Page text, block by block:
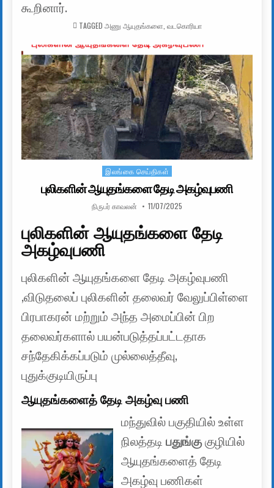
கூறினார்.
TAGGED அணு ஆயுதங்களை வடகொரியா
Posted in
இலங்கை செய்திகள்
புலிகளின் ஆயுதங்களை தேடி அகழ்வுபணி
AUTHOR:
நிருபர் காவலன் PUBLISHED DATE:
11/07/2025
புலிகளின் ஆயுதங்களை தேடி
அகழ்வுபணி
புலிகளின் ஆயுதங்களை தேடி அகழ்வுபணி
,விடுதலைப் புலிகளின் தலைவர் வேலுப்பிள்ளை
பிரபாகரன் மற்றும் அந்த அமைப்பின் பிற
தலைவர்களால் பயன்படுத்தப்பட்டதாக
சந்தேகிக்கப்படும் முல்லைத்தீவு,
புதுக்குடியிருப்பு
ஆயுதங்களைத் தேடி அகழ்வு பணி
மந்துவில் பகுதியில் உள்ள
நிலத்தடி பதுங்குகுழியில்
ஆயுதங்களைத் தேடி
அகழ்வு பணிகள்